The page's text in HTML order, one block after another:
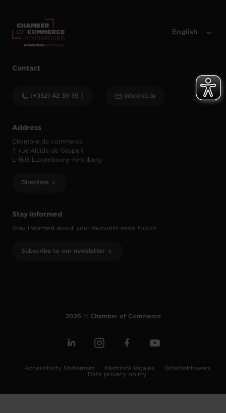
Stay informed
Stay informed about your favourite news topics.
Subscribe to our newsletter
Address
Chambre de commerce
7, rue Alcide de Gasperi
L-1615 Luxembourg-Kirchberg
Direction
Contact
(+352) 42 39 39 1 info@cc.lu
2026 © Chamber of Commerce
Accessibility Statement Mentions légales
Whistleblowers
Data privacy policy